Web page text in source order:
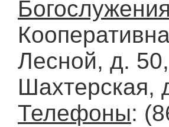
Богослужения
Лесной, д.
Шахтерская,
Телефоны: